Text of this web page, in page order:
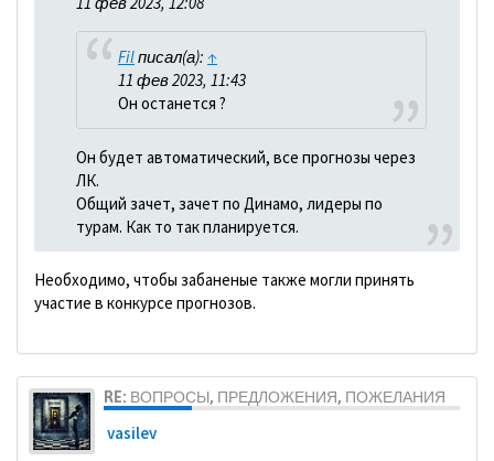
Filписал(а): ↑
11 фев 2023, 11:43
Он останется ?
Он будет автоматический, все прогнозы через
ЛК.
Общий зачет, зачет по Динамо, лидеры по
турам. Как то так планируется.
Необходимо, чтобы забаненые также могли принять
участие в конкурсе прогнозов.
RE: ВОПРОСЫ, ПРЕДЛОЖЕНИЯ, ПОЖЕЛАНИЯ
vasilev